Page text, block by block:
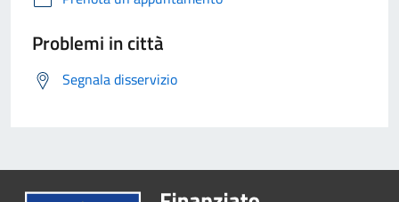
Problemi in città
Segnala disservizio